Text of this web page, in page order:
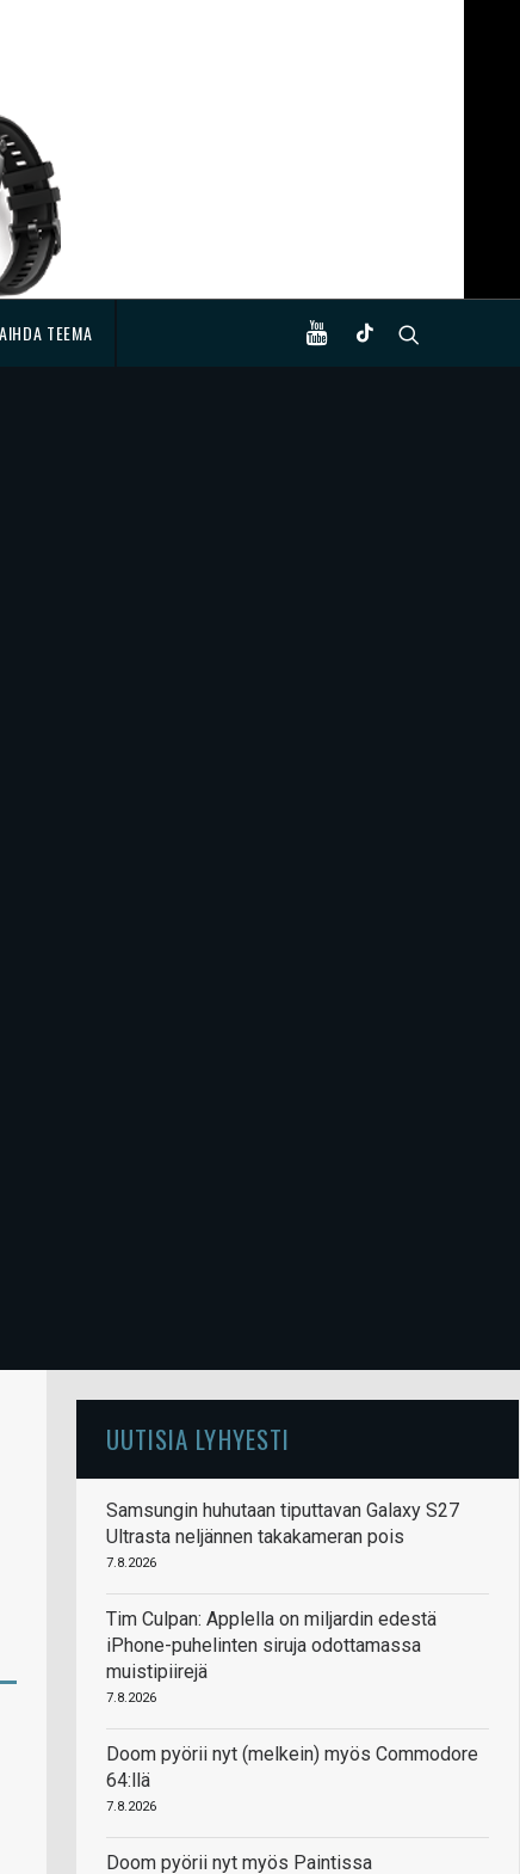
TEEMA
UUTISIA LYHYESTI
Samsungin huhutaan tiputtavan Galaxy S27
Ultrasta neljännen takakameran pois
7.8.2026
Tim Culpan: Applella on miljardin edestä
iPhone-puhelinten siruja odottamassa
muistipiirejä
7.8.2026
Doom pyörii nyt (melkein) myös Commodore
64:llä
7.8.2026
Doom pyörii nyt myös Paintissa